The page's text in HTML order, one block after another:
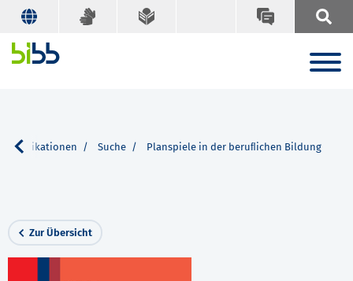
Suche Planspiele in der beruﬂichen Bildung
Zur Übersicht